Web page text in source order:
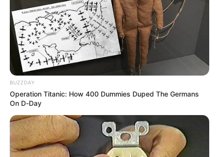
CARGAR MÁS
TEMAS DESTACADOS
EMERGENCIAS POR LLUVIAS
FUERTES LLUVIAS
CORTES DE LUZ
CORTES DE AGUA
FENÓMENO DEL NIÑO
BUZZDAY
Operation Titanic: How 400 Dummies Duped The Germans
On D-Day